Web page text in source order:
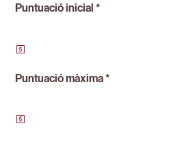
Puntuació inicial *
Puntuació màxima *